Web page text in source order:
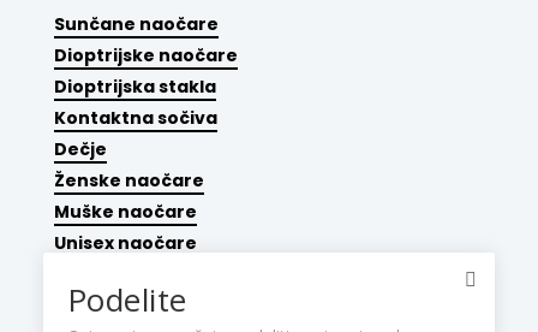
Sunčane naočare
Dioptrijske naočare
Dioptrijska stakla
Kontaktna sočiva
Dečje
Ženske naočare
Muške naočare
Unisex naočare
INFORMACIJE
Podelite